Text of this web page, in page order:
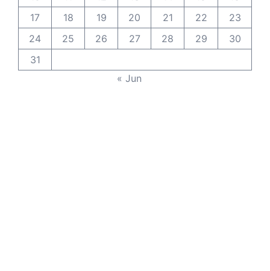
17
18 19 20 21 22
23
24
25 26 27 28 29
30
31
« Jun